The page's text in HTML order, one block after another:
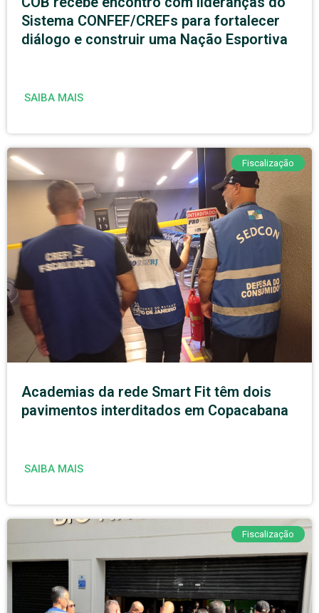
Sistema CONFEF/CREFs para fortalecer
diálogo e construir uma Nação Esportiva
SAIBA MAIS
Fiscalização
Academias da rede Smart Fit têm dois
pavimentos interditados em Copacabana
SAIBA MAIS
Fiscalização